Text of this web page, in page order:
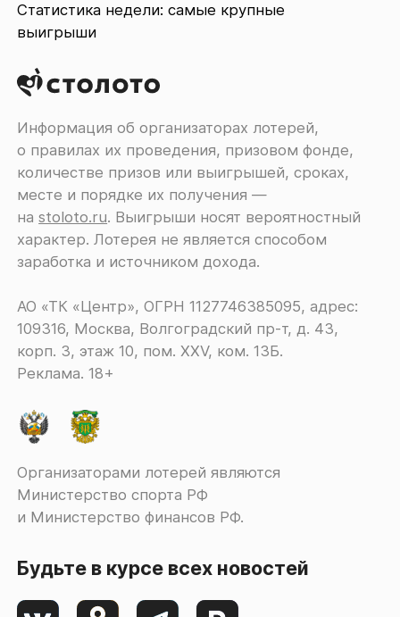
Статистика недели: самые крупные
выигрыши
Информация об организаторах лотерей,
о правилах их проведения, призовом фонде,
количестве призов или выигрышей, сроках,
месте и порядке их получения ―
наstoloto.ru. Выигрыши носят вероятностный
характер. Лотерея не является способом
заработка и источником дохода.
АО «ТК «Центр», ОГРН 1127746385095, адрес:
109316, Москва, Волгоградский пр-т, д. 43,
корп. 3, этаж 10, пом. XXV, ком. 13Б.
Реклама. 18+
Организаторами лотерей являются
Министерство спорта РФ
и Министерство финансов РФ.
Будьте в курсе всех новостей